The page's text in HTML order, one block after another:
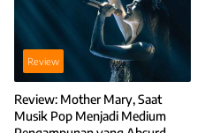
Review
Review: Mother Mary, Saat
Musik Pop Menjadi Medium